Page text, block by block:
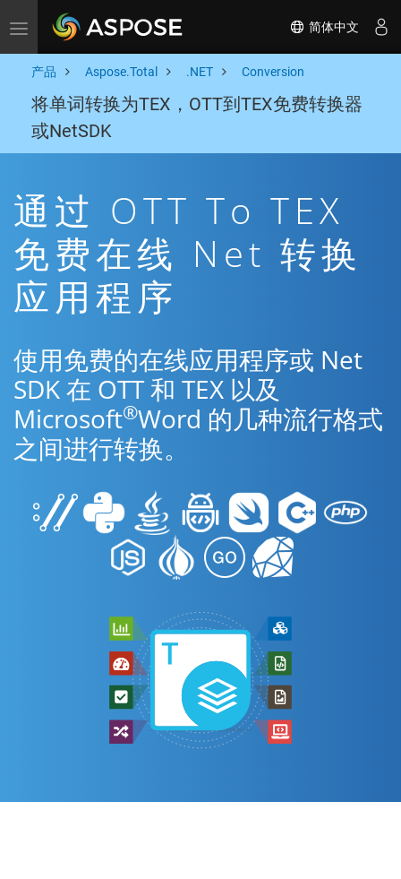
Toggle navigation 简体中文
产品 Aspose.Total .NET Conversion
将单词转换为TEX，OTT到TEX免费转换器
或NetSDK
通过 OTT To TEX
免费在线 Net 转换
应用程序
使用免费的在线应用程序或 Net
SDK 在 OTT 和 TEX 以及
Microsoft®Word 的几种流行格式
之间进行转换。